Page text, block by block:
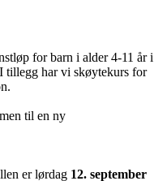
for barn i alder 4-11 år i
tillegg har vi skøytekurs for
til en ny
er lørdag 12. september